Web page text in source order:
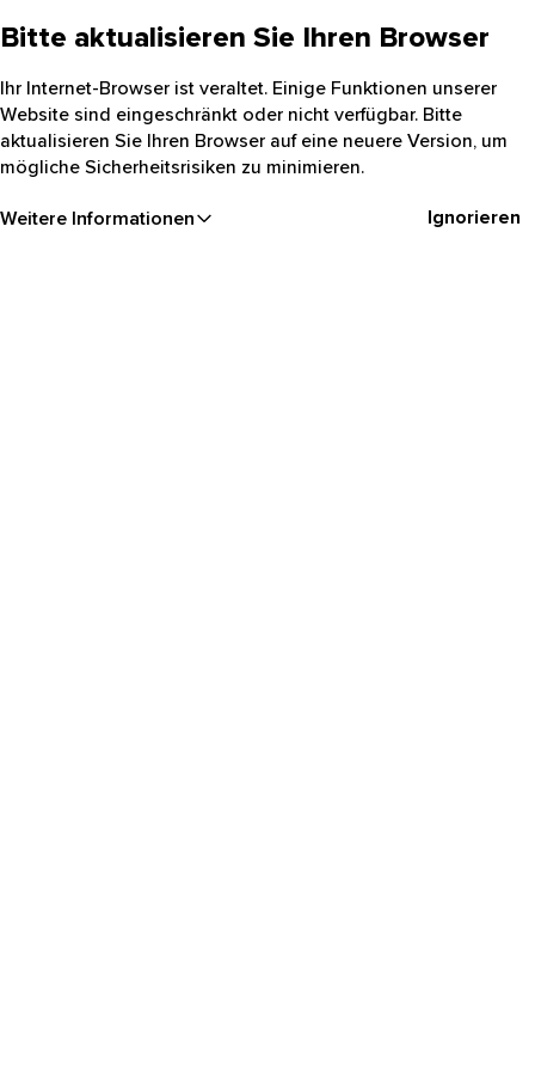
Bitte aktualisieren Sie Ihren Browser
Ihr Internet-Browser ist veraltet. Einige Funktionen unserer
Website sind eingeschränkt oder nicht verfügbar. Bitte
aktualisieren Sie Ihren Browser auf eine neuere Version, um
mögliche Sicherheitsrisiken zu minimieren.
Weitere Informationen Ignorieren